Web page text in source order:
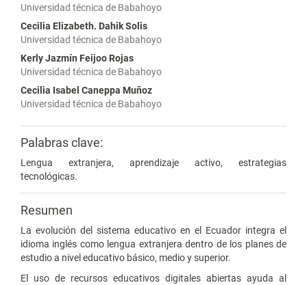
Universidad técnica de Babahoyo
Cecilia Elizabeth. Dahik Solis
Universidad técnica de Babahoyo
Kerly Jazmín Feijoo Rojas
Universidad técnica de Babahoyo
Cecilia Isabel Caneppa Muñoz
Universidad técnica de Babahoyo
Palabras clave:
Lengua extranjera, aprendizaje activo, estrategias
tecnológicas.
Resumen
La evolución del sistema educativo en el Ecuador integra el
idioma inglés como lengua extranjera dentro de los planes de
estudio a nivel educativo básico, medio y superior.
El uso de recursos educativos digitales abiertas ayuda al